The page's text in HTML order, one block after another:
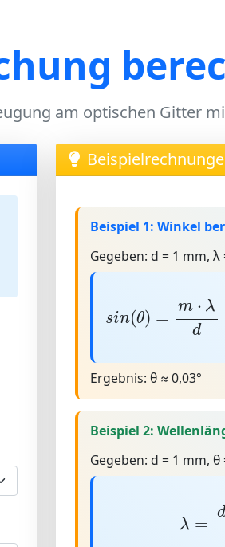
am optischen Gitter
Beispiel 1: Winkel
Gegeben: d = 1 mm, λ
sin(θ) =
m ⋅ λ
d
m·λ d=
Ergebnis: θ ≈ 0,03°
Beispiel 2:
Gegeben: d = 1 mm, θ
λ =
d
·